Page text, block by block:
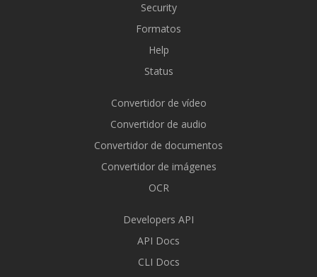
Security
Formatos
Help
Status
Convertidor de vídeo
Convertidor de audio
Convertidor de documentos
Convertidor de imágenes
OCR
Developers API
API Docs
CLI Docs